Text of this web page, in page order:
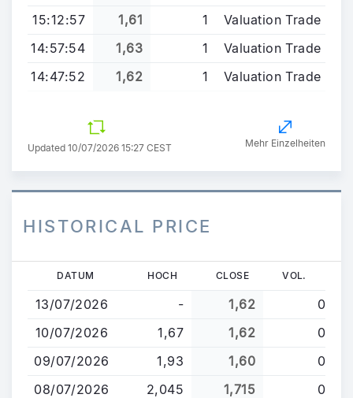
15:12:57
1,61 1
Valuation Trade
14:57:54
1,63 1
Valuation Trade
14:47:52
1,62 1 Valuation Trade
Updated 10/07/2026 15:27 CEST Mehr Einzelheiten
HISTORICAL PRICE
Direkt
Inhalt
DATUM HOCH CLOSE VOL.
13/07/2026 - 1,62
0
10/07/2026
1,67 1,62
0
09/07/2026
1,93 1,60
0
08/07/2026
2,045 1,715
0